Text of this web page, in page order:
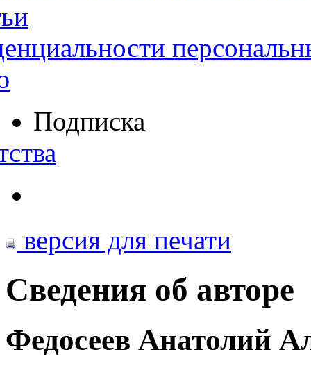
Подписка
версия для печати
Сведения об авторе
Федосеев Анатолий